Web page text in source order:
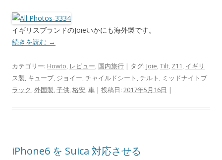
イギリスブランドのJoieいかにも海外製です。
続きを読む →
カテゴリー: Howto, レビュー, 国内旅行 | タグ: Joie,Tilt, Z11, イギリ
ス製, キューブ, ジョイー,チャイルドシート ,チルト , ミッドナイトブ
ラック,外国製,子供,格安,車 | 投稿日: 2017年5月16日 |
iPhone6 を Suica 対応させる